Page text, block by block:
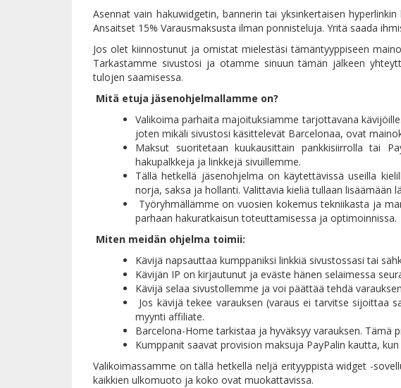
Asennat vain hakuwidgetin, bannerin tai yksinkertaisen
Ansaitset 15% Varausmaksusta ilman ponnisteluja. Yritä saada
Jos olet kiinnostunut ja omistat mielestäsi tämäntyyppiseen
Tarkastamme sivustosi ja otamme sinuun tämän jälkeen
tulojen saamisessa.
Mitä etuja jäsenohjelmallamme on?
Valikoima parhaita majoituksiamme tarjottavana
joten mikäli sivustosi käsittelevät Barcelonaa, ovat
Maksut suoritetaan kuukausittain pankkisiirrolla tai
hakupalkkeja ja linkkejä sivuillemme.
Tällä hetkellä jäsenohjelma on käytettävissä useilla
norja, saksa ja hollanti. Valittavia kieliä tullaan lisäämään
Työryhmällämme on vuosien kokemus tekniikasta ja
parhaan hakuratkaisun toteuttamisessa ja optimoinnissa.
Miten meidän ohjelma toimii:
Kävijä napsauttaa kumppaniksi linkkiä sivustossasi tai
Kävijän IP on kirjautunut ja eväste hänen selaimessa
Kävijä selaa sivustollemme ja voi päättää tehdä
Jos kävijä tekee varauksen (varaus ei tarvitse sijoittaa
myynti affiliate.
Barcelona-Home tarkistaa ja hyväksyy varauksen. Tämä
Kumppanit saavat provision maksuja PayPalin kautta,
Valikoimassamme on tällä hetkellä neljä erityyppistä widget -
kaikkien ulkomuoto ja koko ovat muokattavissa.